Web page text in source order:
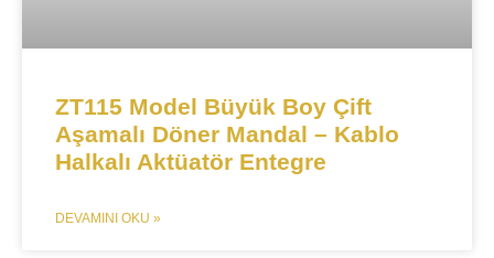
ZT115 Model Büyük Boy Çift
Aşamalı Döner Mandal – Kablo
Halkalı Aktüatör Entegre​​
DEVAMINI OKU »